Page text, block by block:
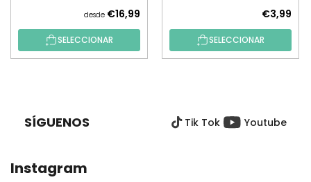
desde €16,99
SELECCIONAR
€3,99
SELECCIONAR
SÍGUENOS Tik Tok Youtube
Instagram